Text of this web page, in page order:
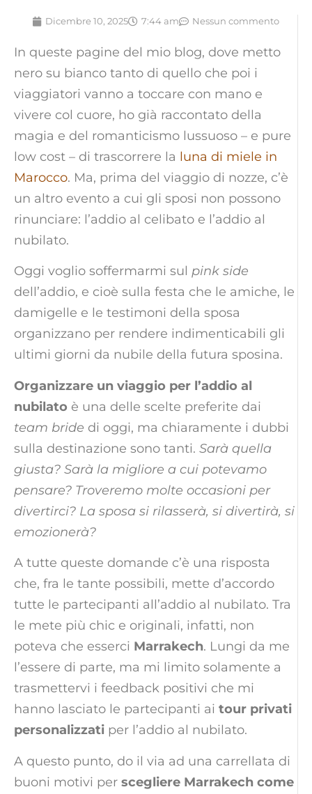
Dicembre 10, 2025 7:44 am Nessun commento
In queste pagine del mio blog, dove metto
nero su bianco tanto di quello che poi i
viaggiatori vanno a toccare con mano e
vivere col cuore, ho già raccontato della
magia e del romanticismo lussuoso – e pure
low cost – di trascorrere la luna di miele in
Marocco. Ma, prima del viaggio di nozze, c’è
un altro evento a cui gli sposi non possono
rinunciare: l’addio al celibato e l’addio al
nubilato.
Oggi voglio soffermarmi sul pink side
dell’addio, e cioè sulla festa che le amiche, le
damigelle e le testimoni della sposa
organizzano per rendere indimenticabili gli
ultimi giorni da nubile della futura sposina.
Organizzare un viaggio per l’addio al
nubilato è una delle scelte preferite dai
team bride di oggi, ma chiaramente i dubbi
sulla destinazione sono tanti. Sarà quella
giusta? Sarà la migliore a cui potevamo
pensare? Troveremo molte occasioni per
divertirci? La sposa si rilasserà, si divertirà, si
emozionerà?
A tutte queste domande c’è una risposta
che, fra le tante possibili, mette d’accordo
tutte le partecipanti all’addio al nubilato. Tra
le mete più chic e originali, infatti, non
poteva che esserci Marrakech. Lungi da me
l’essere di parte, ma mi limito solamente a
trasmettervi i feedback positivi che mi
hanno lasciato le partecipanti ai tour privati
personalizzati per l’addio al nubilato.
A questo punto, do il via ad una carrellata di
buoni motivi per scegliere Marrakech come